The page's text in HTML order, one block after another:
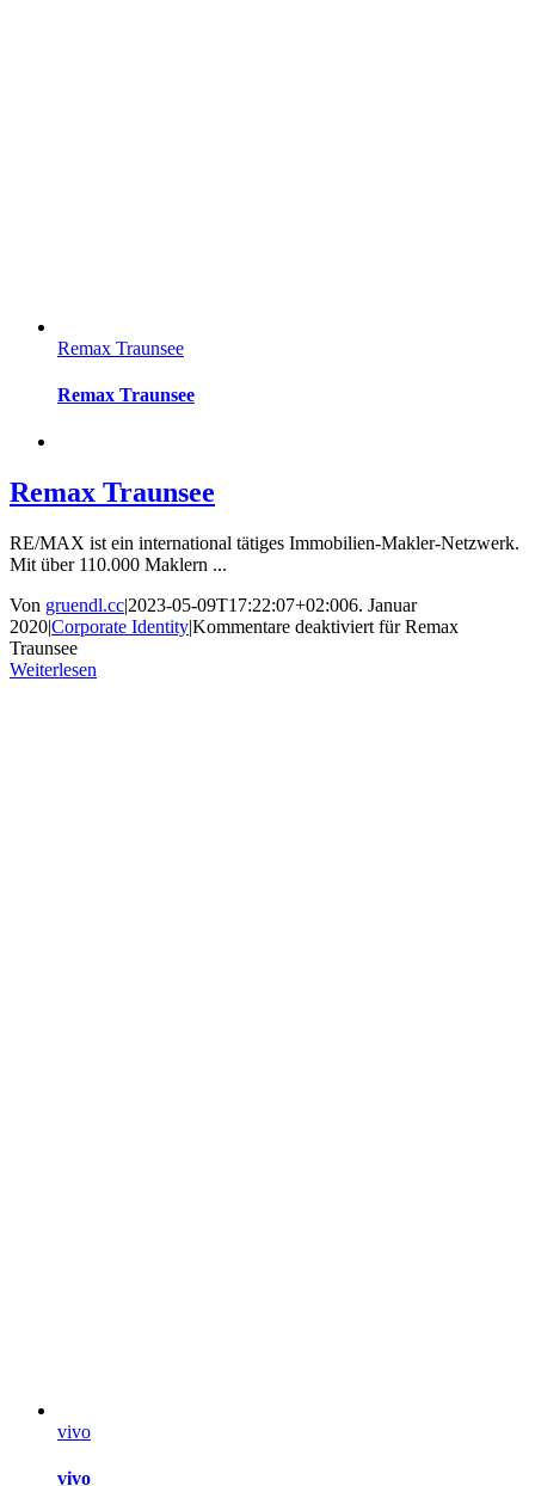
Remax Traunsee
Remax Traunsee
Remax Traunsee
RE/MAX ist ein international tätiges Immobilien-Makler-Netzwerk.
Mit über 110.000 Maklern ...
Von gruendl.cc|2023-05-09T17:22:07+02:006. Januar
2020|Corporate Identity|Kommentare deaktiviert für Remax
Traunsee
Weiterlesen
vivo
vivo